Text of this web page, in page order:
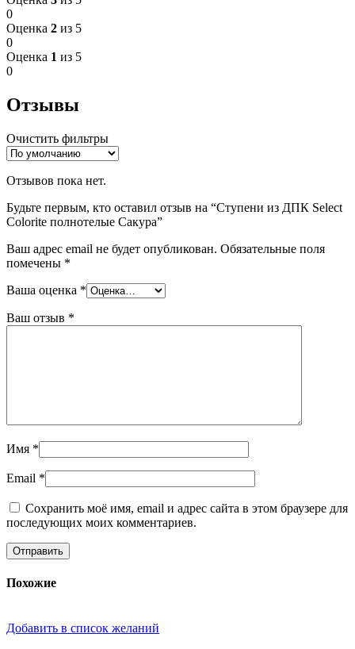
0
Оценка 2 из 5
0
Оценка 1 из 5
0
Отзывы
Очистить фильтры
Отзывов пока нет.
Будьте первым, кто оставил отзыв на “Ступени из ДПК Select
Colorite полнотелые Сакура”
Ваш адрес email не будет опубликован. Обязательные поля
помечены *
Ваша оценка *
Ваш отзыв *
Имя *
Email *
Сохранить моё имя, email и адрес сайта в этом браузере для
последующих моих комментариев.
Похожие
Добавить в список желаний